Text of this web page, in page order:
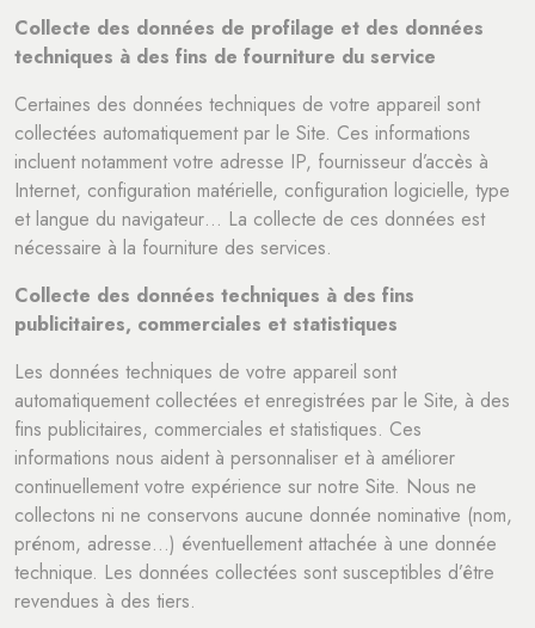
Collecte des données de profilage et des données
techniques à des fins de fourniture du service
Certaines des données techniques de votre appareil sont
collectées automatiquement par le Site. Ces informations
incluent notamment votre adresse IP, fournisseur d’accès à
Internet, configuration matérielle, configuration logicielle, type
et langue du navigateur… La collecte de ces données est
nécessaire à la fourniture des services.
Collecte des données techniques à des fins
publicitaires, commerciales et statistiques
Les données techniques de votre appareil sont
automatiquement collectées et enregistrées par le Site, à des
fins publicitaires, commerciales et statistiques. Ces
informations nous aident à personnaliser et à améliorer
continuellement votre expérience sur notre Site. Nous ne
collectons ni ne conservons aucune donnée nominative (nom,
prénom, adresse…) éventuellement attachée à une donnée
technique. Les données collectées sont susceptibles d’être
revendues à des tiers.